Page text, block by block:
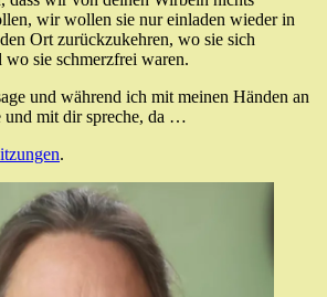
wir wollen sie nur einladen wieder in
Ort zurückzukehren, wo sie sich
sie schmerzfrei waren.
und während ich mit meinen Händen an
und mit dir spreche, da …
.